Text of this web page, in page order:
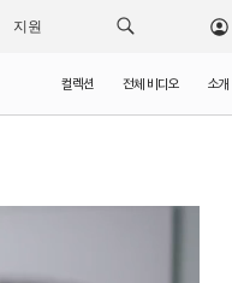
지원
컬렉션 전체 비디오 소개